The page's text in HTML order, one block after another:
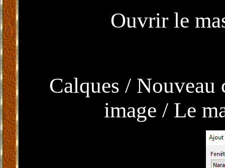
Ouvrir le
Calques / Nouveau
image / Le